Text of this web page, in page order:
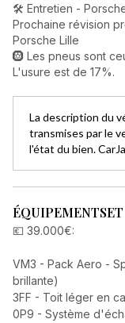
🛠️ Entretien -
Prochaine révision
Porsche Lille
🛞 Les pneus sont
L'usure est de 17%.
La description du
transmises par le
l'état du bien.
ÉQUIPEMENTS
💶 39.000€:
VM3 - Pack Aero -
brillante)
3FF - Toit léger en
0P9 - Système